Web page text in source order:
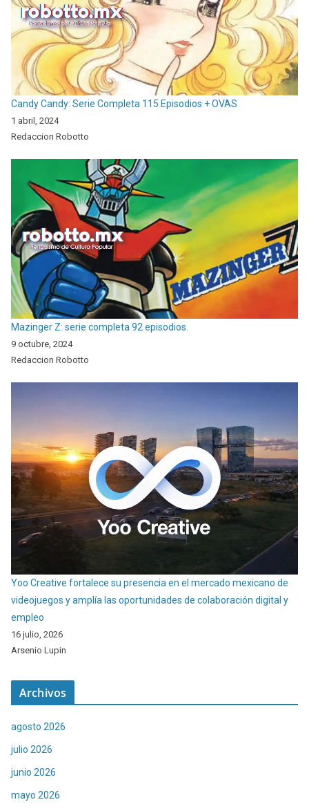
Candy Candy: Serie Completa 115 Episodios + OVAS
1 abril, 2024
Redaccion Robotto
Mazinger Z: serie completa 92 episodios.
9 octubre, 2024
Redaccion Robotto
Yoo Creative fortalece su presencia en el mercado mexicano de
videojuegos y amplía las oportunidades de colaboración digital y
empleo
16 julio, 2026
Arsenio Lupin
Archivos
agosto 2026
julio 2026
junio 2026
mayo 2026